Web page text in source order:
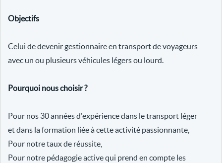
Objectifs
Celui de devenir gestionnaire en transport de voyageurs
avec un ou plusieurs véhicules légers ou lourd.
Pourquoi nous choisir ?
Pour nos 30 années d'expérience dans le transport léger
et dans la formation liée à cette activité passionnante,
Pour notre taux de réussite,
Pour notre pédagogie active qui prend en compte les